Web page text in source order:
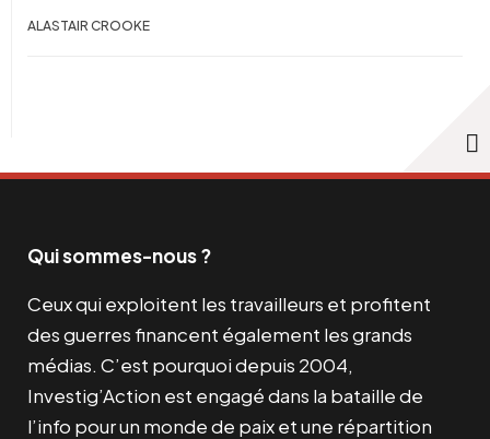
ALASTAIR CROOKE
Qui sommes-nous ?
Ceux qui exploitent les travailleurs et profitent
des guerres financent également les grands
médias. C’est pourquoi depuis 2004,
Investig’Action est engagé dans la bataille de
l’info pour un monde de paix et une répartition